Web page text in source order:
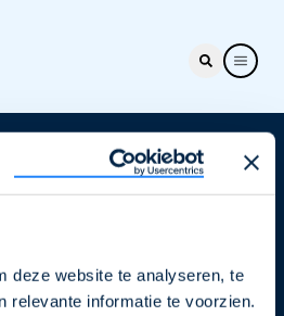
deze website te analyseren, te
relevante informatie te voorzien.
nieuwsbrief.